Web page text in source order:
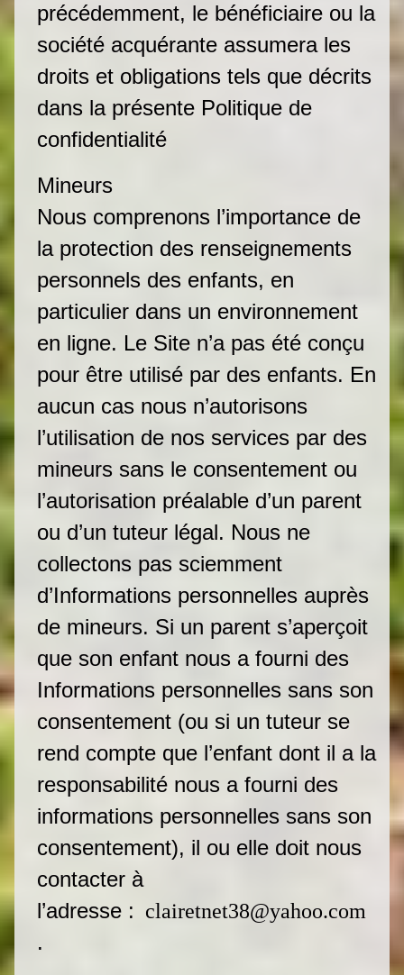
précédemment, le bénéficiaire ou la
société acquérante assumera les
droits et obligations tels que décrits
dans la présente Politique de
confidentialité
Mineurs
Nous comprenons l’importance de
la protection des renseignements
personnels des enfants, en
particulier dans un environnement
en ligne. Le Site n’a pas été conçu
pour être utilisé par des enfants. En
aucun cas nous n’autorisons
l’utilisation de nos services par des
mineurs sans le consentement ou
l’autorisation préalable d’un parent
ou d’un tuteur légal. Nous ne
collectons pas sciemment
d’Informations personnelles auprès
de mineurs. Si un parent s’aperçoit
que son enfant nous a fourni des
Informations personnelles sans son
consentement (ou si un tuteur se
rend compte que l’enfant dont il a la
responsabilité nous a fourni des
informations personnelles sans son
consentement), il ou elle doit nous
contacter à
l’adresse : clairetnet38@yahoo.com
.